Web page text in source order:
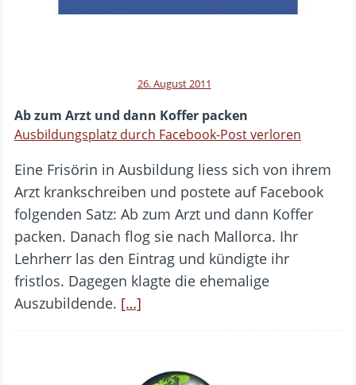
26. August 2011
Ab zum Arzt und dann Koffer packen
Ausbildungsplatz durch Facebook-Post verloren
Eine Frisörin in Ausbildung liess sich von ihrem
Arzt krankschreiben und postete auf Facebook
folgenden Satz: Ab zum Arzt und dann Koffer
packen. Danach flog sie nach Mallorca. Ihr
Lehrherr las den Eintrag und kündigte ihr
fristlos. Dagegen klagte die ehemalige
Auszubildende. […]